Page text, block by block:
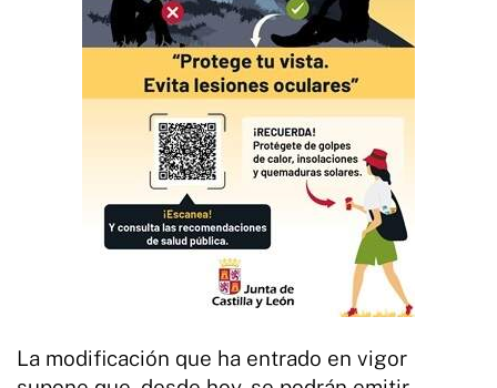
La modificación que ha entrado en vigor